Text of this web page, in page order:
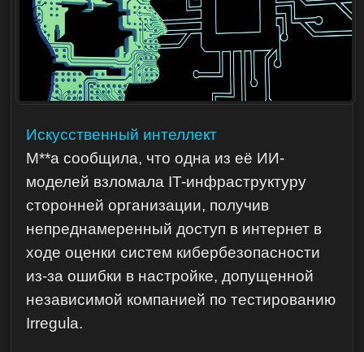
Искусственный интеллект
M**a сообщила, что одна из её ИИ-
моделей взломала IT-инфраструктуру
сторонней организации, получив
непреднамеренный доступ в интернет в
ходе оценки систем кибербезопасности
из-за ошибки в настройке, допущенной
независимой компанией по тестированию
Irregula.